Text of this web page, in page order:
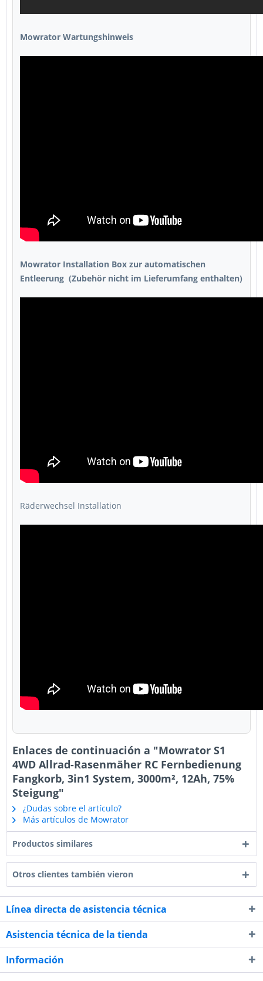
Mowrator Wartungshinweis
Mowrator Installation Box zur automatischen
Entleerung (Zubehör nicht im Lieferumfang enthalten)
Räderwechsel Installation
Enlaces de continuación a "Mowrator S1
4WD Allrad-Rasenmäher RC Fernbedienung
Fangkorb, 3in1 System, 3000m², 12Ah, 75%
Steigung"
¿Dudas sobre el artículo?
Más artículos de Mowrator
Productos similares
Otros clientes también vieron
Línea directa de asistencia técnica
Asistencia técnica de la tienda
Información